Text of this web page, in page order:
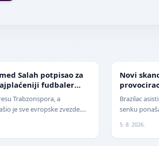
Salah potpisao za
fudbaler
Trabzonspora, a
je sve evropske zvezde.
Novi
žestoko
Brazilac
senku
5. 8. 2026.